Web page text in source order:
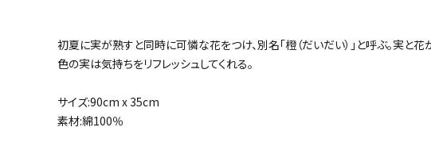
初夏に実が熟すと同時に可憐な花をつけ、別名「橙（だいだい）」と呼ぶ。実
色の実は気持ちをリフレッシュしてくれる。
サイズ:90cm x 35cm
素材:綿100％